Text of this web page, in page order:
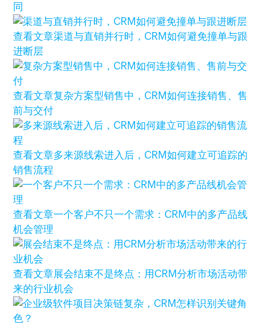
同
查看文章渠道与直销并行时，CRM如何避免撞单与跟
进断层
查看文章复杂方案型销售中，CRM如何连接销售、售
前与交付
查看文章多来源线索进入后，CRM如何建立可追踪的
销售流程
查看文章一个客户不只一个需求：CRM中的多产品线
机会管理
查看文章展会结束不是终点：用CRM分析市场活动带
来的行业机会